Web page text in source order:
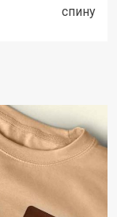
спину